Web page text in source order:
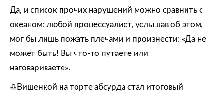
Да, и список прочих нарушений можно сравнить с
океаном: любой процессуалист, услышав об этом,
мог бы лишь пожать плечами и произнести: «Да не
может быть! Вы что-то путаете или
наговариваете».
♎️Вишенкой на торте абсурда стал итоговый